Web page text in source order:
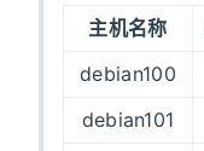
主机名称
debian100
debian101